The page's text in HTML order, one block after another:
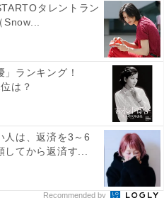
ットの話題から世の中の動
る「なぜ？」「どうし
All About発のニュースメデ
、ITに関する疑問に対して
るほか、エンタメ情報や
介しています。
の全ランキング結果を見
タレントラン
ランキング！
は？
人は、返済を3～6
てから返済す...
Recommended by